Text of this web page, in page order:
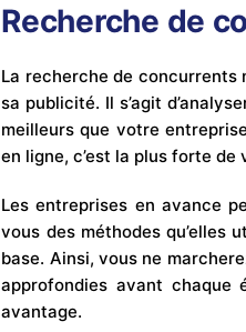
Recherche de
La recherche de concurrents
sa publicité. Il s’agit
meilleurs que votre
en ligne, c’est la plus forte
Les entreprises en avance
vous des méthodes
base. Ainsi, vous ne
approfondies avant chaque
avantage.